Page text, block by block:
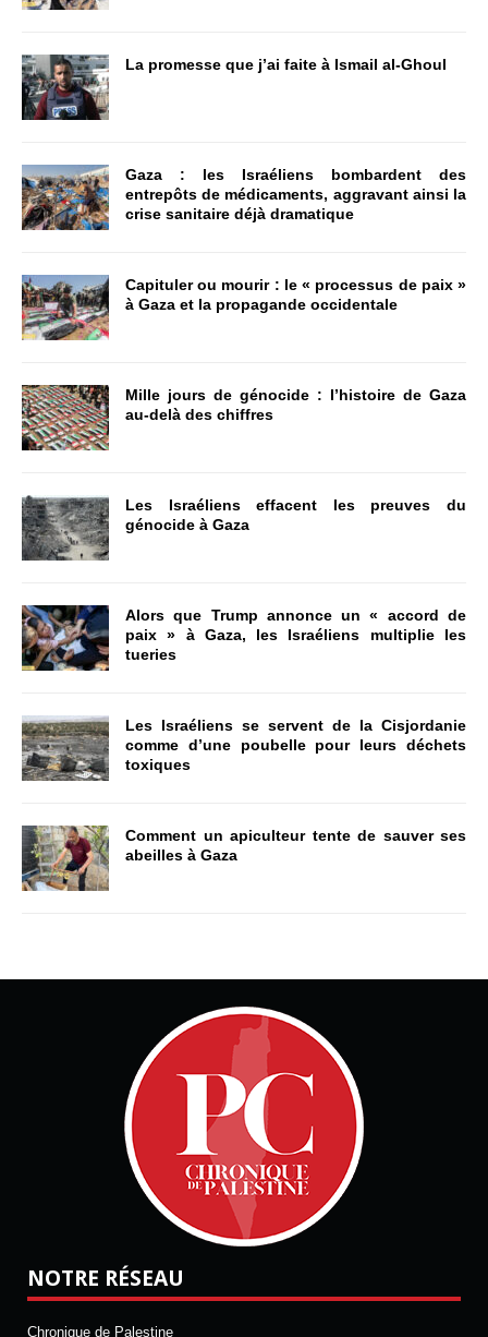
La promesse que j’ai faite à Ismail al-Ghoul
Gaza : les Israéliens bombardent des
entrepôts de médicaments, aggravant ainsi la
crise sanitaire déjà dramatique
Capituler ou mourir : le « processus de paix »
à Gaza et la propagande occidentale
Mille jours de génocide : l’histoire de Gaza
au-delà des chiffres
Les Israéliens effacent les preuves du
génocide à Gaza
Alors que Trump annonce un « accord de
paix » à Gaza, les Israéliens multiplie les
tueries
Les Israéliens se servent de la Cisjordanie
comme d’une poubelle pour leurs déchets
toxiques
Comment un apiculteur tente de sauver ses
abeilles à Gaza
NOTRE RÉSEAU
Chronique de Palestine